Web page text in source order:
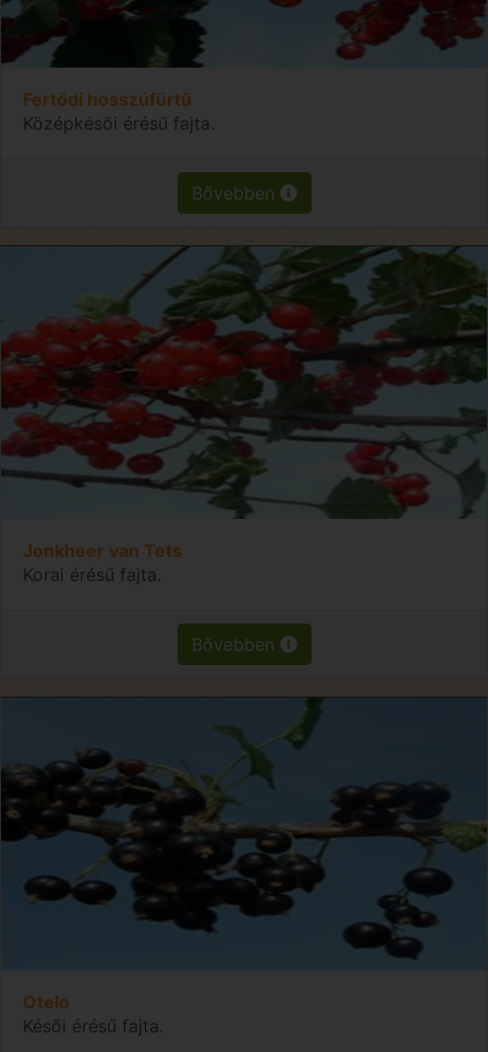
Fertődi hosszúfürtű
Középkésői érésű fajta.
Bővebben
Jonkheer van Tets
Korai érésű fajta.
Bővebben
Otelo
Késői érésű fajta.